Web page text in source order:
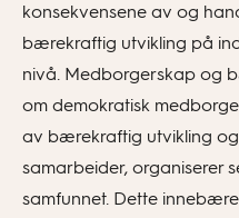
konsekvensene av og
bærekraftig utvikling på
nivå. Medborgerskap og
om demokratisk
av bærekraftig utvikling
samarbeider, organiserer
samfunnet. Dette